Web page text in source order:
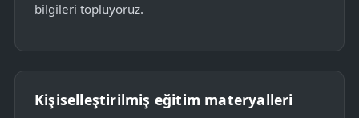
bilgileri topluyoruz.
Kişiselleştirilmiş eğitim materyalleri